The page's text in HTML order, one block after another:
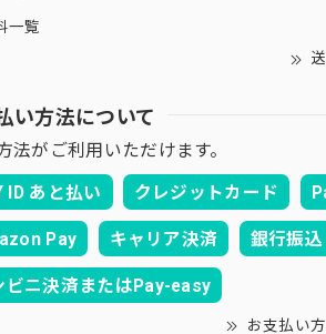
い方法について
法がご利用いただけます。
ID あと払い
クレジットカード
Pay キャリア決済 銀行振込
ビニ決済またはPay-easy
お支払い